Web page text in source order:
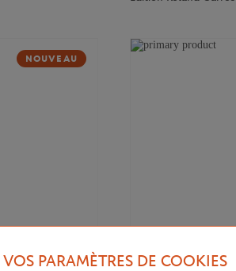
NOUVEAU
VOS PARAMÈTRES DE COOKIES